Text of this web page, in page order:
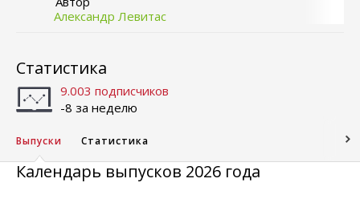
Александр Левитас
Статистика
9.003 подписчиков
-8 за неделю
Выпуски Статистика
Календарь выпусков 2026 года